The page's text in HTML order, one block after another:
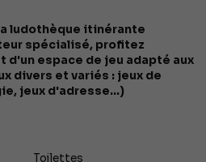
ludothèque itinérante
spécialisé, profitez
d'un espace de jeu adapté aux
divers et variés : jeux de
jeux d'adresse...)
Toilettes